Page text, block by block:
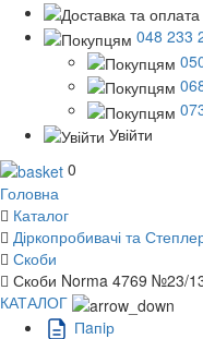
048 233
Увійти
0
Головна
Каталог
Діркопробивачі та
Скоби
Скоби Norma 4769 №23/
КАТАЛОГ
Пaпiр